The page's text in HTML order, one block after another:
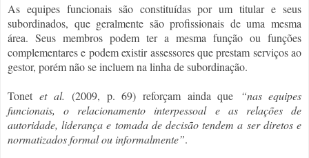
As equipes funcionais são constituídas por um titular e seus
subordinados, que geralmente são profissionais de uma mesma
área. Seus membros podem ter a mesma função ou funções
complementares e podem existir assessores que prestam serviços ao
gestor, porém não se incluem na linha de subordinação.
Tonet et al. (2009, p. 69) reforçam ainda que
“nas equipes
funcionais, o relacionamento interpessoal e as relações de
autoridade, liderança e tomada de decisão tendem a ser diretos e
normatizados formal ou informalmente”.